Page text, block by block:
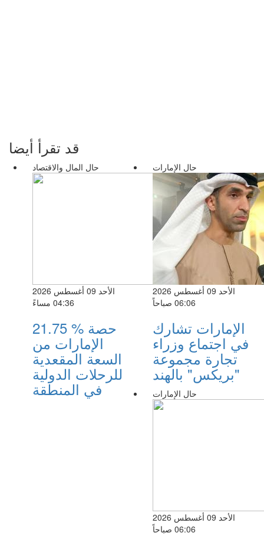
قد تقرأ أيضا
حال المال والاقتصاد
الأحد 09 أغسطس 2026
04:36 مساءً
21.75 % حصة
الإمارات من
السعة المقعدية
للرحلات الدولية
في المنطقة
حال الإمارات
الأحد 09 أغسطس 2026
06:06 صباحاً
الإمارات تشارك
في اجتماع وزراء
تجارة مجموعة
"بريكس" بالهند
حال الإمارات
الأحد 09 أغسطس 2026
06:06 صباحاً